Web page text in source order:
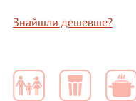
Знайшли дешевше?